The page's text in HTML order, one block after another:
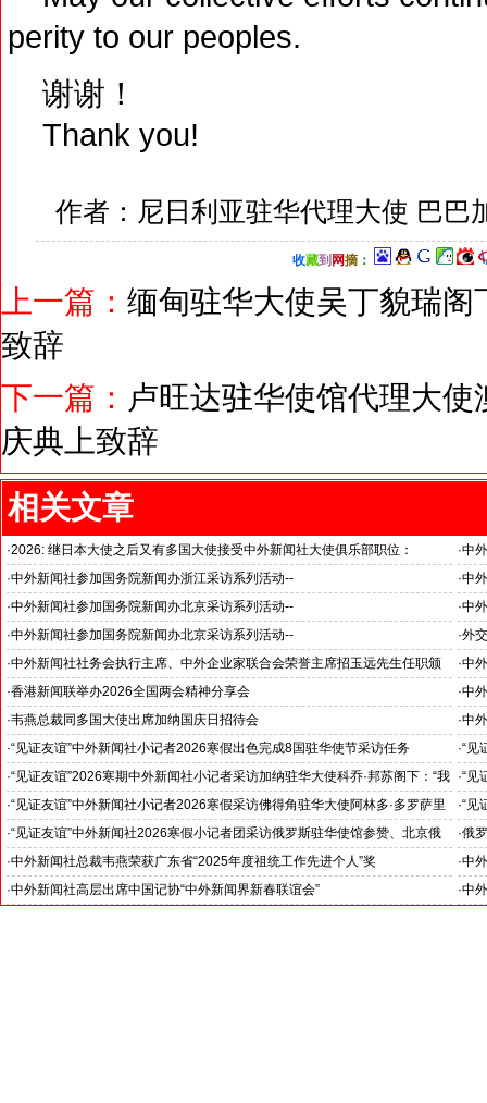
perity to our peoples.
谢谢！
Thank you!
作者：尼日利亚驻华代理大使 巴
收藏到 网摘：
上一篇： 缅甸驻华大使吴丁貌瑞
致辞
下一篇： 卢旺达驻华使馆代理大
庆典上致辞
相关文章
·2026: 继日本大使之后又有多国大使接受中外新闻社大使俱乐部职位：
国之交在于民相亲, 民相亲在于心相通
·中
·中外新闻社参加国务院新闻办浙江采访系列活动--
推动科技创新和产业创新深度融合
·中
“科
·中外新闻社参加国务院新闻办北京采访系列活动--
见证科技创新和产业创新高质量发展
·中
小
·中外新闻社参加国务院新闻办北京采访系列活动--
北京人形机器人创新中心打造具有全球影响力的应用示范高地
·外
·中外新闻社社务会执行主席、中外企业家联合会荣誉主席招玉远先生任职颁
证仪式在香港举行
·中
·香港新闻联举办2026全国两会精神分享会 ·中
对
·韦燕总裁同多国大使出席加纳国庆日招待会 ·中
·“见证友谊”中外新闻社小记者2026寒假出色完成8国驻华使节采访任务
斯洛伐克驻华大使莱齐亚克阁下为小记者们颁发“优秀小记者(优秀小小外交
官)”证书
·“见
下：
·“见证友谊”2026寒期中外新闻社小记者采访加纳驻华大使科乔·邦苏阁下：“我
十分享受在中国的时光……”
·“见
们将
·“见证友谊”中外新闻社小记者2026寒假采访佛得角驻华大使阿林多·多罗萨里
奥阁下: 期待两国青少年成为发展中佛友好关系新的动力
·“见
就是
·“见证友谊”中外新闻社2026寒假小记者团采访俄罗斯驻华使馆参赞、北京俄
罗斯文化中心主任吴丹娜女士: “中俄关系稳如泰山坚如磐石”
·俄
·中外新闻社总裁韦燕荣获广东省“2025年度祖统工作先进个人”奖 ·中
·中外新闻社高层出席中国记协“中外新闻界新春联谊会” ·中